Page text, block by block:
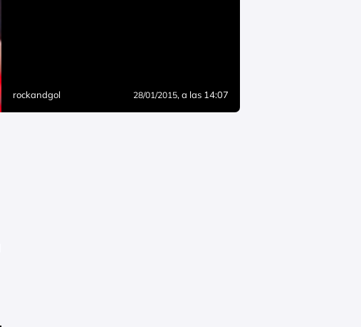
rockandgol 28/01/2015, a las 14:07